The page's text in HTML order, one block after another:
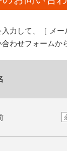
力して、［ メー
わせフォームか